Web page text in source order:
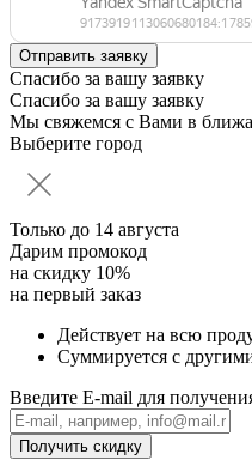
Спасибо за вашу заявку
Спасибо за вашу заявку
Мы свяжемся с Вами в
Выберите город
Только до 14 августа
Дарим промокод
на скидку 10%
на первый заказ
Действует на всю
Суммируется с
Введите E-mail для
Получить скидку